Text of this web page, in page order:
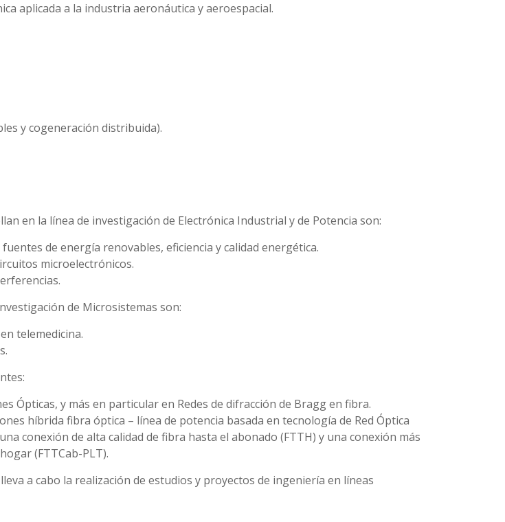
aplicada a la industria aeronáutica y aeroespacial.
y cogeneración distribuida).
en la línea de investigación de Electrónica Industrial y de Potencia son:
de energía renovables, eficiencia y calidad energética.
microelectrónicos.
de Microsistemas son:
telemedicina.
Ópticas, y más en particular en Redes de difracción de Bragg en fibra.
híbrida fibra óptica – línea de potencia basada en tecnología de Red Óptica
conexión de alta calidad de fibra hasta el abonado (FTTH) y una conexión más
(FTTCab-PLT).
a cabo la realización de estudios y proyectos de ingeniería en líneas